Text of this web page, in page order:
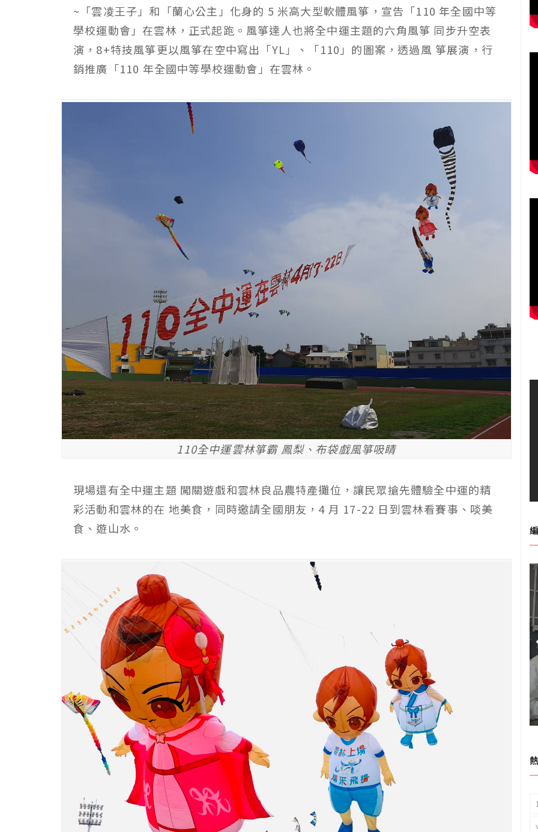
~「雲凌王子」和「蘭心公主」化身的 5 米高大型軟體風箏，宣告「110 年全國中等
學校運動會」在雲林，正式起跑。風箏達人也將全中運主題的六角風箏 同步升空表
演，8+特技風箏更以風箏在空中寫出「YL」、「110」的圖案，透過風 箏展演，行
銷推廣「110 年全國中等學校運動會」在雲林。
110全中運雲林箏霸 鳳梨、布袋戲風箏吸睛
現場還有全中運主題 闖關遊戲和雲林良品農特產攤位，讓民眾搶先體驗全中運的精
彩活動和雲林的在 地美食，同時邀請全國朋友，4 月 17-22 日到雲林看賽事、啖美
食、遊山水。